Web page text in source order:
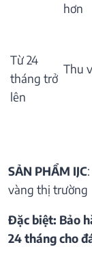
hơn
Từ 24
tháng trở
lên
Thu
SẢN PHẨM IJC
vàng thị trường
Đặc biệt: Bảo
24 tháng cho